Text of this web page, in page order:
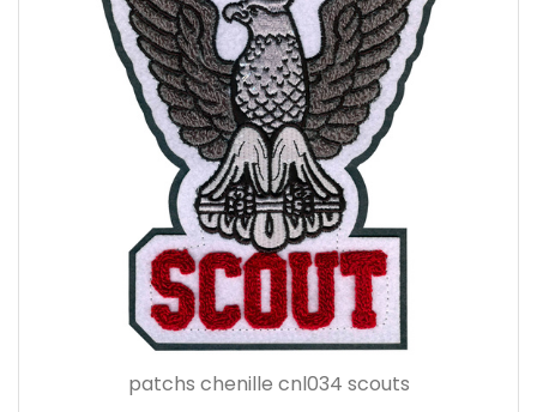
patchs chenille cnl034 scouts